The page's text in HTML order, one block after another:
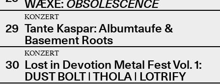
WÆXE: OBSOLESCENCE
29
KONZERT
Tante Kaspar: Albumtaufe &
Basement Roots
30
KONZERT
Lost in Devotion Metal Fest Vol. 1:
DUST BOLT | THOLA | LOTRIFY